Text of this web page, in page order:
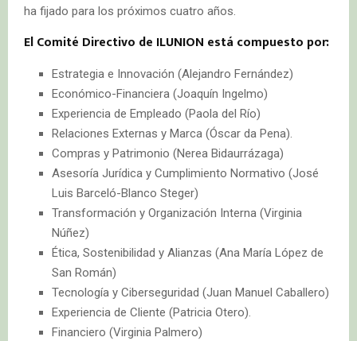
ha fijado para los próximos cuatro años.
El Comité Directivo de ILUNION está compuesto por:
Estrategia e Innovación (Alejandro Fernández)
Económico-Financiera (Joaquín Ingelmo)
Experiencia de Empleado (Paola del Río)
Relaciones Externas y Marca (Óscar da Pena).
Compras y Patrimonio (Nerea Bidaurrázaga)
Asesoría Jurídica y Cumplimiento Normativo (José
Luis Barceló-Blanco Steger)
Transformación y Organización Interna (Virginia
Núñez)
Ética, Sostenibilidad y Alianzas (Ana María López de
San Román)
Tecnología y Ciberseguridad (Juan Manuel Caballero)
Experiencia de Cliente (Patricia Otero).
Financiero (Virginia Palmero)